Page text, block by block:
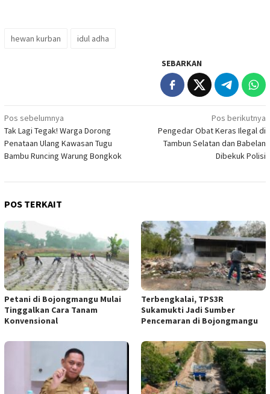
hewan kurban idul adha
SEBARKAN
Navigasi
pos
Pos sebelumnya
Tak Lagi Tegak! Warga Dorong
Penataan Ulang Kawasan Tugu
Bambu Runcing Warung Bongkok
Pos berikutnya
Pengedar Obat Keras Ilegal di
Tambun Selatan dan Babelan
Dibekuk Polisi
POS TERKAIT
Petani di Bojongmangu Mulai
Tinggalkan Cara Tanam
Konvensional
Terbengkalai, TPS3R
Sukamukti Jadi Sumber
Pencemaran di Bojongmangu